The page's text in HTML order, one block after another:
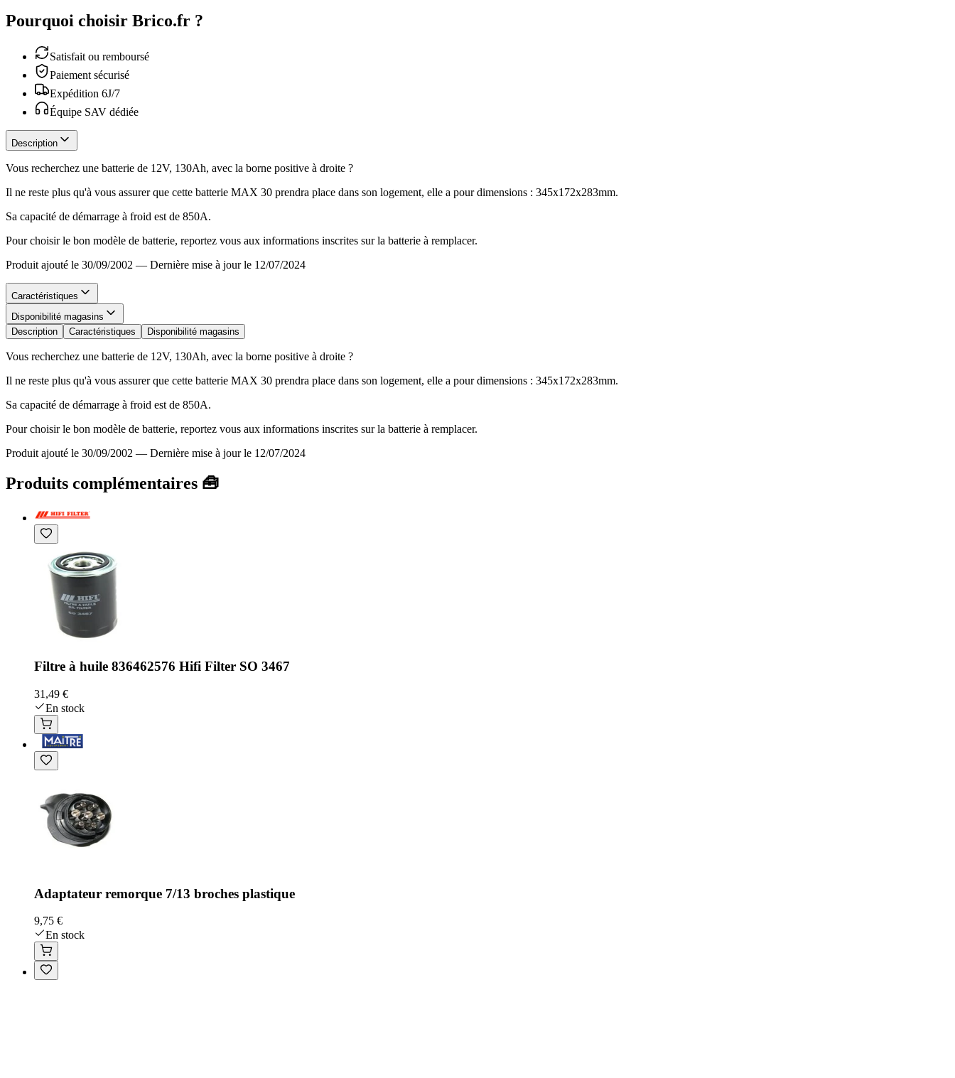
Pourquoi choisir Brico.fr ?
Satisfait ou remboursé
Paiement sécurisé
Expédition 6J/7
Équipe SAV dédiée
Description
Vous recherchez une batterie de 12V, 130Ah, avec la borne positive à droite ?
Il ne reste plus qu'à vous assurer que cette batterie MAX 30 prendra place dans son logement, elle a pour dimensions : 345x172x283mm.
Sa capacité de démarrage à froid est de 850A.
Pour choisir le bon modèle de batterie, reportez vous aux informations inscrites sur la batterie à remplacer.
Produit ajouté le 30/09/2002 — Dernière mise à jour le 12/07/2024
Caractéristiques
Disponibilité magasins
Description
Caractéristiques Disponibilité magasins
Vous recherchez une batterie de 12V, 130Ah, avec la borne positive à droite ?
Il ne reste plus qu'à vous assurer que cette batterie MAX 30 prendra place dans son logement, elle a pour dimensions : 345x172x283mm.
Sa capacité de démarrage à froid est de 850A.
Pour choisir le bon modèle de batterie, reportez vous aux informations inscrites sur la batterie à remplacer.
Produit ajouté le 30/09/2002 — Dernière mise à jour le 12/07/2024
Produits complémentaires 🧰
Filtre à huile 836462576 Hifi Filter SO 3467
31,49 €
En stock
Adaptateur remorque 7/13 broches plastique
9,75 €
En stock